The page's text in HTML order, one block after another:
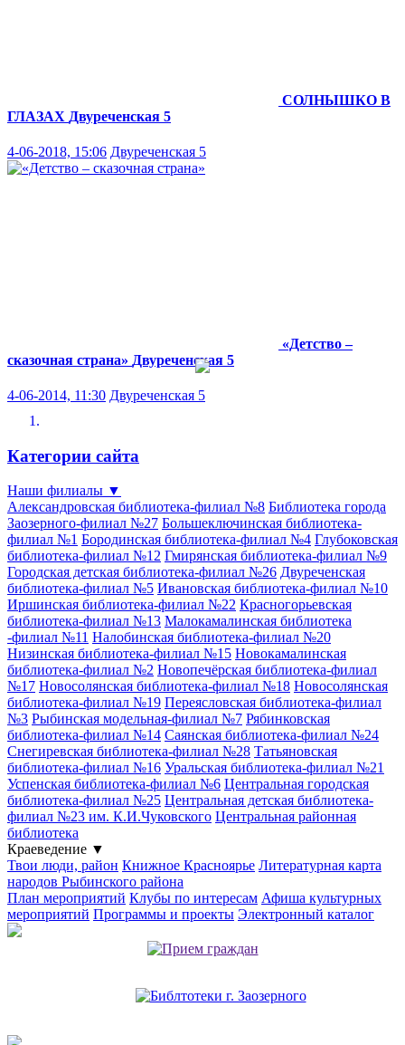
СОЛНЫШКО В
ГЛАЗАХ Двуреченская 5
4-06-2018, 15:06 Двуреченская 5
«Детство –
сказочная страна» Двуреченская 5
4-06-2014, 11:30 Двуреченская 5
Категории сайта
Наши филиалы ▼
Александровская библиотека-филиал №8 Библиотека города
Заозерного-филиал №27 Большеключинская библиотека-
филиал №1 Бородинская библиотека-филиал №4 Глубоковская
библиотека-филиал №12 Гмирянская библиотека-филиал №9
Городская детская библиотека-филиал №26 Двуреченская
библиотека-филиал №5 Ивановская библиотека-филиал №10
Иршинская библиотека-филиал №22 Красногорьевская
библиотека-филиал №13 Малокамалинская библиотека
-филиал №11 Налобинская библиотека-филиал №20
Низинская библиотека-филиал №15 Новокамалинская
библиотека-филиал №2 Новопечёрская библиотека-филиал
№17 Новосолянская библиотека-филиал №18 Новосолянская
библиотека-филиал №19 Переясловская библиотека-филиал
№3 Рыбинская модельная-филиал №7 Рябинковская
библиотека-филиал №14 Саянская библиотека-филиал №24
Снегиревская библиотека-филиал №28 Татьяновская
библиотека-филиал №16 Уральская библиотека-филиал №21
Успенская библиотека-филиал №6 Центральная городская
библиотека-филиал №25 Центральная детская библиотека-
филиал №23 им. К.И.Чуковского Центральная районная
библиотека
Краеведение ▼
Твои люди, район Книжное Красноярье Литературная карта
народов Рыбинского района
План мероприятий Клубы по интересам Афиша культурных
мероприятий Программы и проекты Электронный каталог